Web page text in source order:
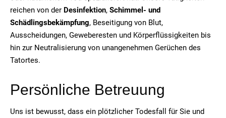
reichen von der Desinfektion, Schimmel- und
Schädlingsbekämpfung, Beseitigung von Blut,
Ausscheidungen, Geweberesten und Körperflüssigkeiten bis
hin zur Neutralisierung von unangenehmen Gerüchen des
Tatortes.
Persönliche Betreuung
Uns ist bewusst, dass ein plötzlicher Todesfall für Sie und